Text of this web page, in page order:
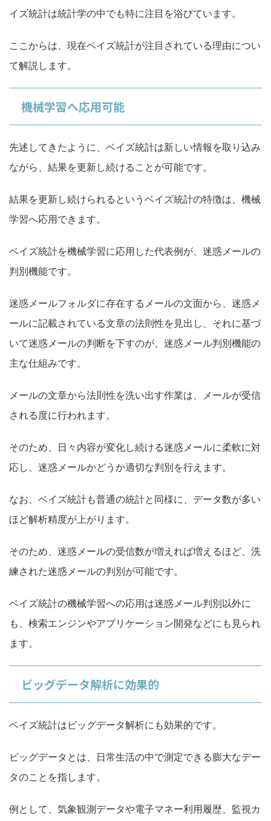
イズ統計は統計学の中でも特に注目を浴びています。
ここからは、現在ベイズ統計が注目されている理由につい
て解説します。
機械学習へ応用可能
先述してきたように、ベイズ統計は新しい情報を取り込み
ながら、結果を更新し続けることが可能です。
結果を更新し続けられるというベイズ統計の特徴は、機械
学習へ応用できます。
ベイズ統計を機械学習に応用した代表例が、迷惑メ ールの
判別機能です。
迷惑メールフォルダに存在するメールの文面から、迷惑メ
ールに記載されている文章の法則性を見出し、それに基づ
いて迷惑メールの判断を下すのが、迷惑メール判別機能の
主な仕組みです。
メールの文章から法則性を洗い出す作業は、メールが受信
される度に行われます。
そのため、日々内容が変化し続ける迷惑メールに柔軟に対
応し、迷惑メールかどうか適切な判別を行えます。
なお、ベイズ統計も普通の統計と同様に、データ数が多い
ほど解析精度が上がります。
そのため、迷惑メールの受信数が増えれば増えるほど、洗
練された迷惑メールの判別が可能です。
ベイズ統計の機械学習への応用は迷惑メール判別以外に
も、検索エンジンやアプリケーション開発などにも見られ
ます。
ビッグデータ解析に効果的
ベイズ統計はビッグデータ解析にも効果的です。
ビッグデータとは、日常生活の中で測定できる膨大なデー
タのことを指します。
例として、気象観測データや電子マネー利用履歴、監視カ